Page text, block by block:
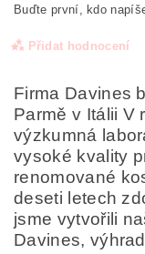
Buďte první, kdo
Přidat hodnocení
Firma Davines
Parmě v Itálii V
výzkumná
vysoké kvality
renomované
deseti letech
jsme vytvořili
Davines,